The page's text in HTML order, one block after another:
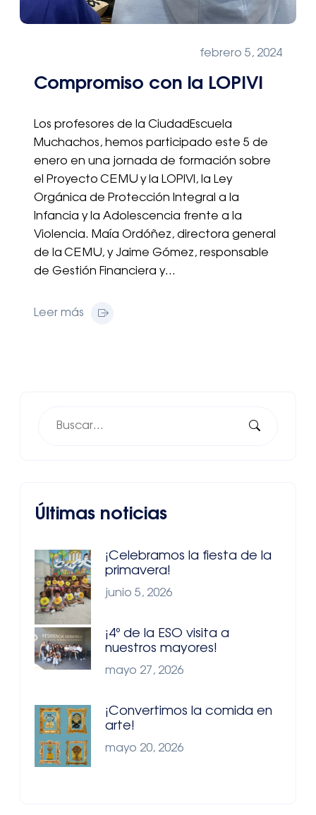
febrero 5, 2024
Compromiso con la LOPIVI
Los profesores de la CiudadEscuela
Muchachos, hemos participado este 5 de
enero en una jornada de formación sobre
el Proyecto CEMU y la LOPIVI, la Ley
Orgánica de Protección Integral a la
Infancia y la Adolescencia frente a la
Violencia. Maía Ordóñez, directora general
de la CEMU, y Jaime Gómez, responsable
de Gestión Financiera y…
Leer más
Últimas noticias
¡Celebramos la fiesta de la
primavera!
junio 5, 2026
¡4º de la ESO visita a
nuestros mayores!
mayo 27, 2026
¡Convertimos la comida en
arte!
mayo 20, 2026